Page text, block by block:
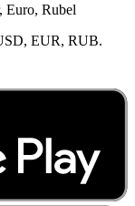
Euro, Rubel
EUR, RUB.